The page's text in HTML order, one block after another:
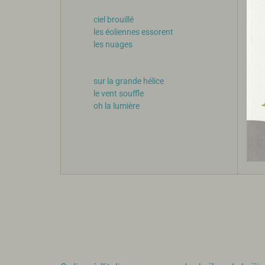
ciel brouillé
les éoliennes essorent
les nuages
sur la grande hélice
le vent souffle
oh la lumière